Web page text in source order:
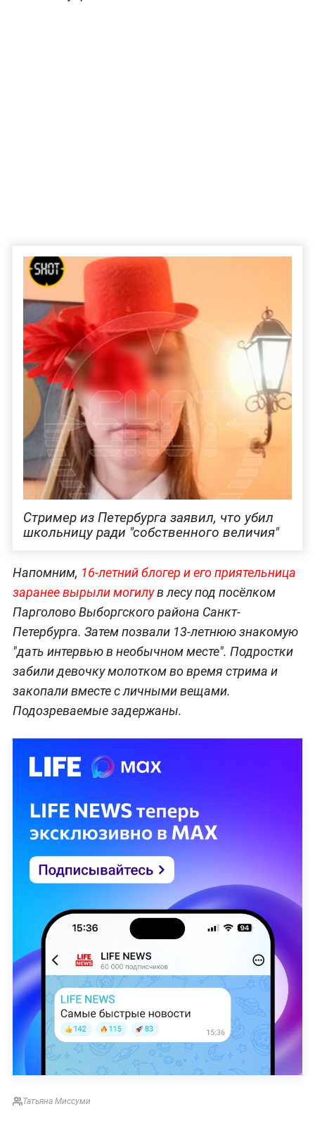
Стример из Петербурга заявил, что убил
школьницу ради "собственного величия"
Напомним, 16-летний блогер и его приятельница
заранее вырыли могилув лесу под посёлком
Парголово Выборгского района Санкт-
Петербурга. Затем позвали 13-летнюю знакомую
"дать интервью в необычном месте". Подростки
забили девочку молотком во время стрима и
закопали вместе с личными вещами.
Подозреваемые задержаны.
Татьяна Миссуми